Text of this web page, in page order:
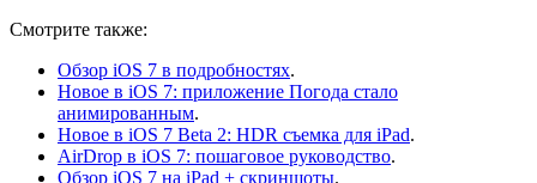
Смотрите также:
Обзор iOS 7 в подробностях.
Новое в iOS 7: приложение Погода стало
анимированным.
Новое в iOS 7 Beta 2: HDR съемка для iPad.
AirDrop в iOS 7: пошаговое руководство.
Обзор iOS 7 на iPad + скриншоты.